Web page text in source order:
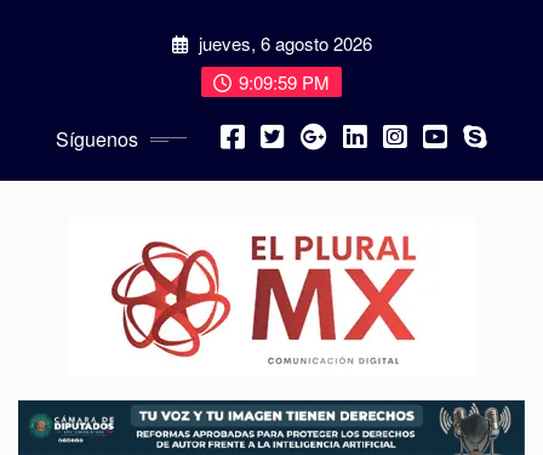
jueves, 6 agosto 2026
9:10:00 PM
Síguenos